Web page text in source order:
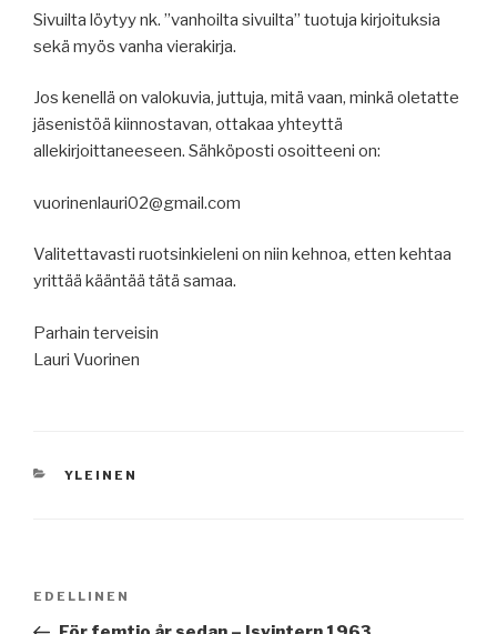
Sivuilta löytyy nk. ”vanhoilta sivuilta” tuotuja kirjoituksia
sekä myös vanha vierakirja.
Jos kenellä on valokuvia, juttuja, mitä vaan, minkä oletatte
jäsenistöä kiinnostavan, ottakaa yhteyttä
allekirjoittaneeseen. Sähköposti osoitteeni on:
vuorinenlauri02@gmail.com
Valitettavasti ruotsinkieleni on niin kehnoa, etten kehtaa
yrittää kääntää tätä samaa.
Parhain terveisin
Lauri Vuorinen
KATEGORIAT
YLEINEN
Edellinen
artikkeli
EDELLINEN